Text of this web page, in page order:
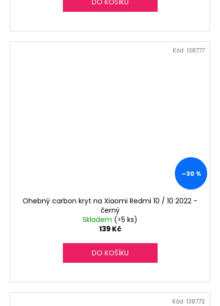
–30 %
Ohebný carbon kryt na Xiaomi Redmi 10 / 10 2022 -
černý
Skladem (>5 ks)
139 Kč
DO KOŠÍKU
Kód: 138777
Kód: 138773